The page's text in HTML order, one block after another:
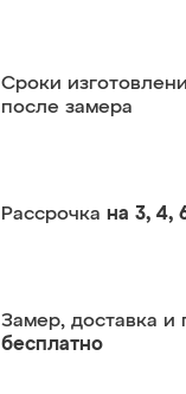
Сроки
после замера
Рассрочка на 3, 4,
Замер, доставка и
бесплатно